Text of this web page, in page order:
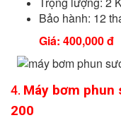
Bảo hành: 12
Giá: 400,000 đ
4. Máy bơm phun
200